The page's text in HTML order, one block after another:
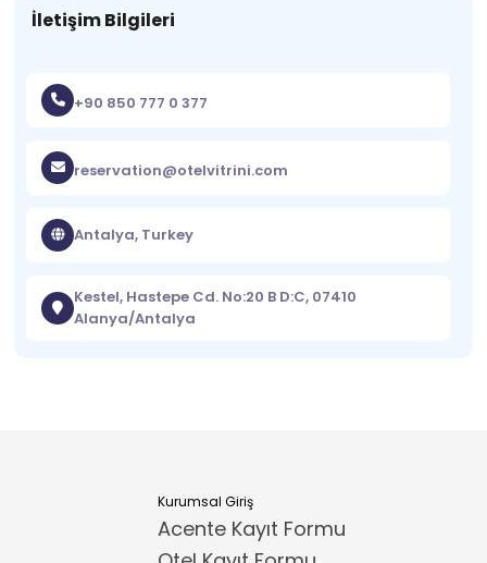
İletişim Bilgileri
+90 850 777 0 377
reservation@otelvitrini.com
Antalya, Turkey
Kestel, Hastepe Cd. No:20 B D:C, 07410
Alanya/Antalya
Kurumsal Giriş
Acente Kayıt Formu